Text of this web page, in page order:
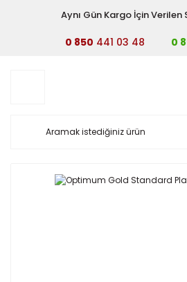
Aynı Gün Kargo İçin Verilen
0 850 441 03 48 0